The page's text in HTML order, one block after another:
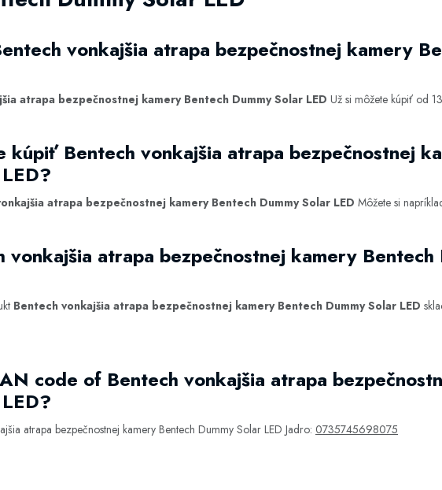
vonkajšia atrapa bezpečnostnej kamery
atrapa bezpečnostnej kamery Bentech Dummy Solar LED Už si môžete kúpiť od
kúpiť Bentech vonkajšia atrapa bezpečnostnej
atrapa bezpečnostnej kamery Bentech Dummy Solar LED Môžete si
vonkajšia atrapa bezpečnostnej kamery Bentech
Bentech vonkajšia atrapa bezpečnostnej kamery Bentech Dummy Solar LED
code of Bentech vonkajšia atrapa
atrapa bezpečnostnej kamery Bentech Dummy Solar LED Jadro: 0735745698075